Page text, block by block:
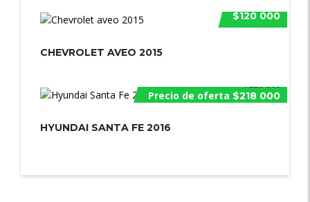
$120 000
CHEVROLET AVEO 2015
$220 000
Precio de oferta $218 000
HYUNDAI SANTA FE 2016